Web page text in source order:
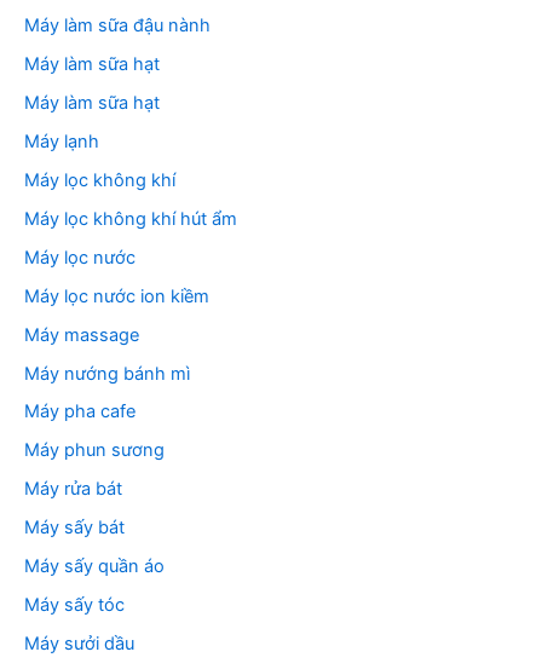
Máy làm sữa đậu nành
Máy làm sữa hạt
Máy làm sữa hạt
Máy lạnh
Máy lọc không khí
Máy lọc không khí hút ẩm
Máy lọc nước
Máy lọc nước ion kiềm
Máy massage
Máy nướng bánh mì
Máy pha cafe
Máy phun sương
Máy rửa bát
Máy sấy bát
Máy sấy quần áo
Máy sấy tóc
Máy sưởi dầu